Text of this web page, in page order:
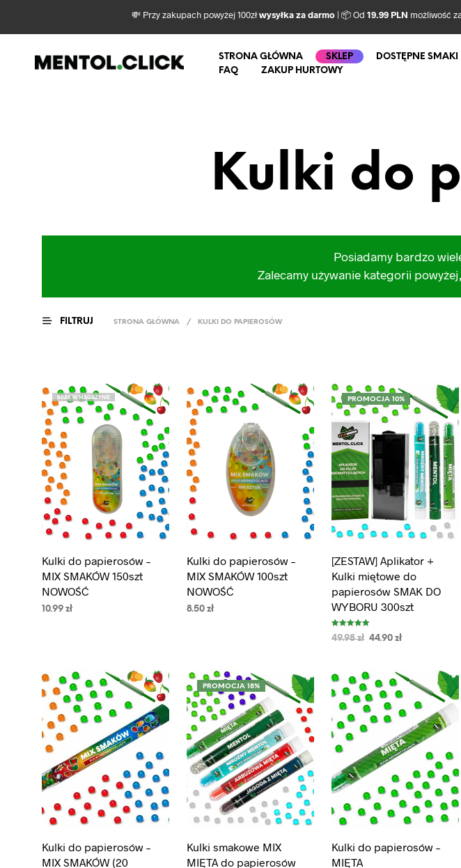
💸 Przy zakupach powyżej 100złwysyłka za darmo| 📦 Od 19.99 PLN możliwość
STRONA GŁÓWNA SKLEP DOSTĘPNE SMAKI
FAQ
ZAKUP HURTOWY
Kulki do
Posiadamy bardzo
Zalecamy używanie kategorii
FILTRUJ STRONA GŁÓWNA / KULKI DO PAPIEROSÓW
BRAK W MAGAZYNIE
Kulki do papierosów –
MIX SMAKÓW 150szt
NOWOŚĆ
10.99 zł
Kulki do papierosów –
MIX SMAKÓW 100szt
NOWOŚĆ
8.50zł
PROMOCJA 10%
[ZESTAW] Aplikator +
Kulki miętowe do
papierosów SMAK DO
WYBORU 300szt
Oceniono
5.00
49.98zł 44.90zł
Kulki do papierosów –
MIX SMAKÓW (20
PROMOCJA 18%
Kulki smakowe MIX
MIĘTA do papierosów
Kulki do papierosów –
MIĘTA